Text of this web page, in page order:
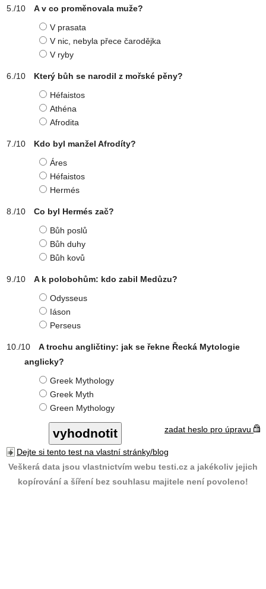
A v co proměnovala muže?
V prasata
V nic, nebyla přece čarodějka
V ryby
Který bůh se narodil z mořské pěny?
Héfaistos
Athéna
Afrodita
Kdo byl manžel Afrodíty?
Áres
Héfaistos
Hermés
Co byl Hermés zač?
Bůh poslů
Bůh duhy
Bůh kovů
A k polobohům: kdo zabil Medůzu?
Odysseus
Iáson
Perseus
A trochu angličtiny: jak se řekne Řecká Mytologie
anglicky?
Greek Mythology
Greek Myth
Green Mythology
zadat heslo pro úpravu
Dejte si tento test na vlastní stránky/blog
Veškerá data jsou vlastnictvím webu testi.cz a jakékoliv jejich
kopírování a šíření bez souhlasu majitele není povoleno!